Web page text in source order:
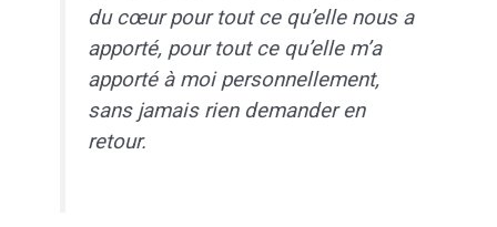
du cœur pour tout ce qu’elle nous a
apporté, pour tout ce qu’elle m’a
apporté à moi personnellement,
sans jamais rien demander en
retour.